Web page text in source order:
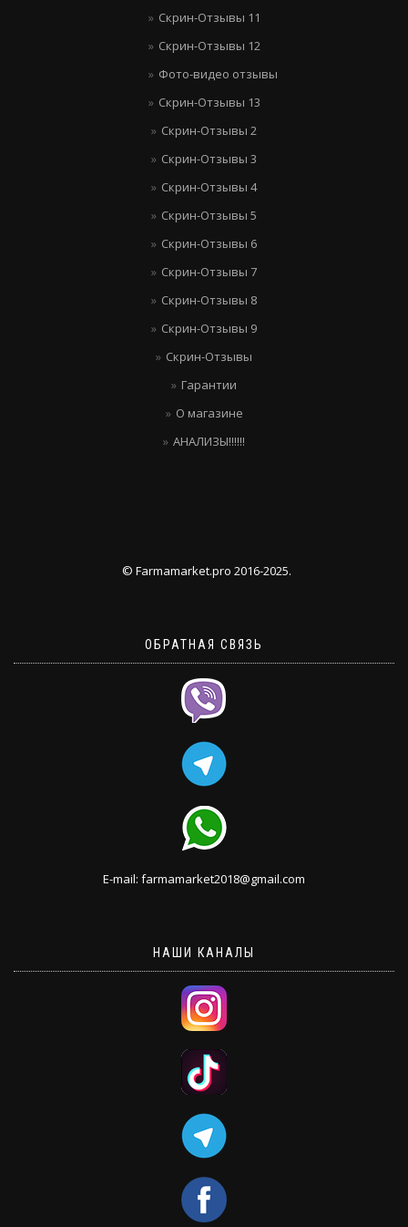
Скрин-Отзывы 11
Скрин-Отзывы 12
Фото-видео отзывы
Скрин-Отзывы 13
Скрин-Отзывы 2
Скрин-Отзывы 3
Скрин-Отзывы 4
Скрин-Отзывы 5
Скрин-Отзывы 6
Скрин-Отзывы 7
Скрин-Отзывы 8
Скрин-Отзывы 9
Скрин-Отзывы
Гарантии
О магазине
АНАЛИЗЫ!!!!!!
© Farmamarket.pro 2016-2025.
ОБРАТНАЯ СВЯЗЬ
E-mail: farmamarket2018@gmail.com
НАШИ КАНАЛЫ